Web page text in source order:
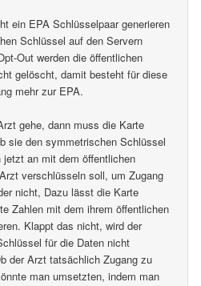
ein EPA Schlüsselpaar generieren
Schlüssel auf den Servern
Out werden die öffentlichen
gelöscht, damit besteht für diese
mehr zur EPA.
gehe, dann muss die Karte
sie den symmetrischen Schlüssel
jetzt an mit dem öffentlichen
verschlüsseln soll, um Zugang
nicht, Dazu lässt die Karte
Zahlen mit dem ihrem öffentlichen
Klappt das nicht, wird der
für die Daten nicht
der Arzt tatsächlich Zugang zu
man umsetzten, indem man